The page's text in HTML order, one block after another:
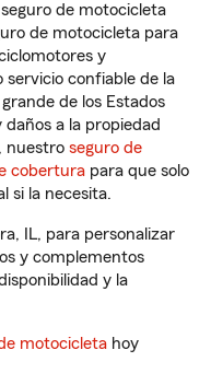
de motocicleta
de motocicleta para
y
confiable de la
de los Estados
daños a la propiedad
nuestro seguro de
cobertura para que solo
si la necesita.
IL, para personalizar
y complementos
y la
motocicleta hoy